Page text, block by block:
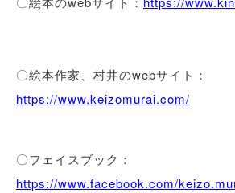
〇絵本作家、村井のwebサイト：
https://www.keizomurai.com/
〇フェイスブック：
https://www.facebook.com/